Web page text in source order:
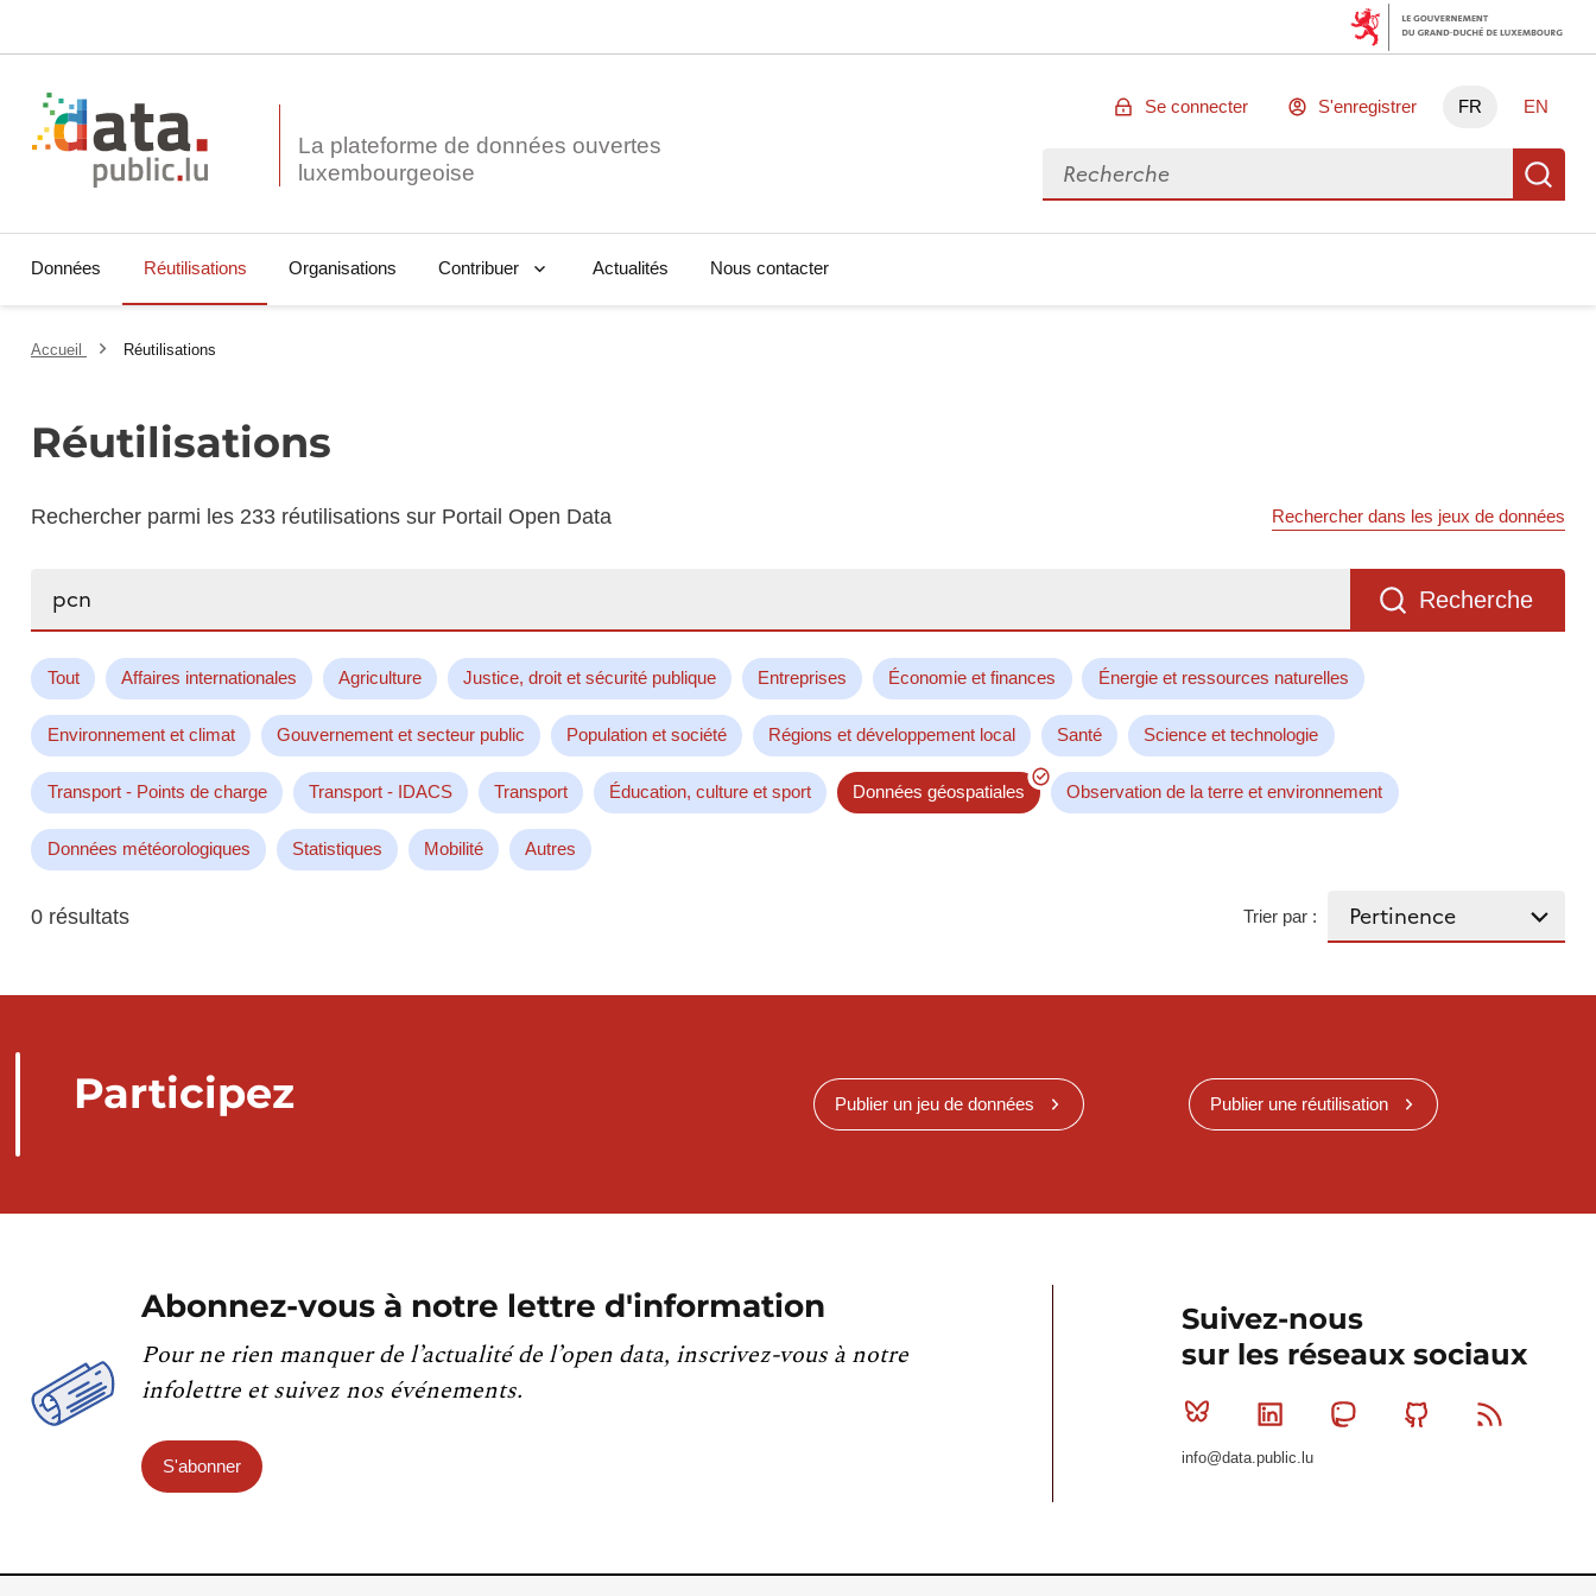
La plateforme de données ouvertes
Se connecter S'enregistrer FR EN
Rechercher des données
Données Réutilisations Organisations Contribuer Actualités Nous contacter
Accueil Réutilisations
Réutilisations
Rechercher parmi les 233 réutilisations sur Portail Open Data Rechercher dans les jeux de données
Recherche
Tout Affaires internationales Agriculture Justice, droit et sécurité publique Entreprises Économie et finances Énergie et ressources naturelles
Environnement et climat Gouvernement et secteur public Population et société Régions et développement local Santé Science et technologie
Transport - Points de charge Transport - IDACS Transport Éducation, culture et sport Données géospatiales Observation de la terre et environnement
Données météorologiques Statistiques Mobilité Autres
0 résultats Trier par :
Participez Publier un jeu de données Publier une réutilisation
Abonnez-vous à notre lettre d'information
Pour ne rien manquer de l’actualité de l’open data, inscrivez-vous à notre
infolettre et suivez nos événements.
S'abonner
Suivez-nous
sur les réseaux sociaux
Bluesky Linkedin MastodonGithub
info@data.public.lu